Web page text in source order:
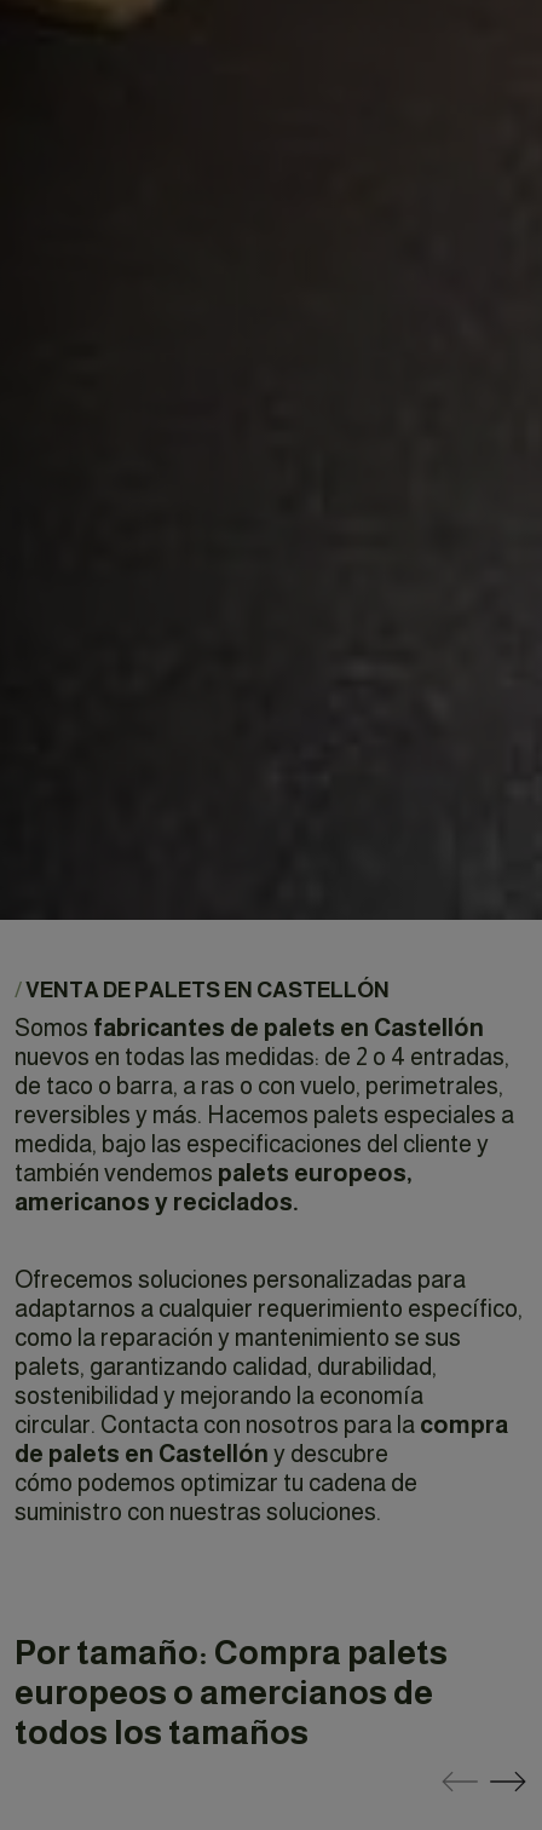
/VENTA DE PALETS EN CASTELLÓN
Somos fabricantes de palets en Castellón
nuevos en todas las medidas: de 2 o 4 entradas,
de taco o barra, a ras o con vuelo, perimetrales,
reversibles y más. Hacemos palets especiales a
medida, bajo las especificaciones del cliente y
también vendemos palets europeos,
americanos y reciclados.
Ofrecemos soluciones personalizadas para
adaptarnos a cualquier requerimiento específico,
como la reparación y mantenimiento se sus
palets, garantizando calidad, durabilidad,
sostenibilidad y mejorando la economía
circular. Contacta con nosotros para la compra
de palets en Castellón y descubre
cómo podemos optimizar tu cadena de
suministro con nuestras soluciones.
Por tamaño: Compra palets
europeos o amercianos de
todos los tamaños